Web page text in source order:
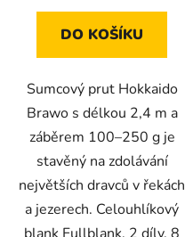
DO KOŠÍKU
Sumcový prut Hokkaido
Brawo s délkou 2,4 m a
záběrem 100–250 g je
stavěný na zdolávání
největších dravců v řekách
a jezerech. Celouhlíkový